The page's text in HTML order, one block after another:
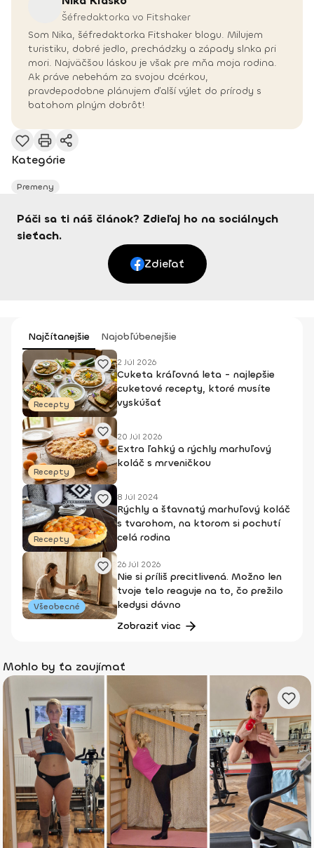
Šéfredaktorka vo Fitshaker
Som Nika, šéfredaktorka Fitshaker blogu. Milujem
turistiku, dobré jedlo, prechádzky a západy slnka pri
mori. Najväčšou láskou je však pre mňa moja rodina.
Ak práve nebehám za svojou dcérkou,
pravdepodobne plánujem ďalší výlet do prírody s
batohom plným dobrôt!
Kategórie
Premeny
Páči sa ti náš článok? Zdieľaj ho na sociálnych
sieťach.
Zdieľať
Najčítanejšie Najobľúbenejšie
Recepty
2 Júl 2026
Cuketa kráľovná leta - najlepšie
cuketové recepty, ktoré musíte
vyskúšať
Recepty
20 Júl 2026
Extra ľahký a rýchly marhuľový
koláč s mrveničkou
Recepty
8 Júl 2024
Rýchly a šťavnatý marhuľový koláč
s tvarohom, na ktorom si pochutí
celá rodina
Všeobecné
26 Júl 2026
Nie si príliš precitlivená. Možno len
tvoje telo reaguje na to, čo prežilo
kedysi dávno
Zobraziť viac
Mohlo by ťa zaujímať